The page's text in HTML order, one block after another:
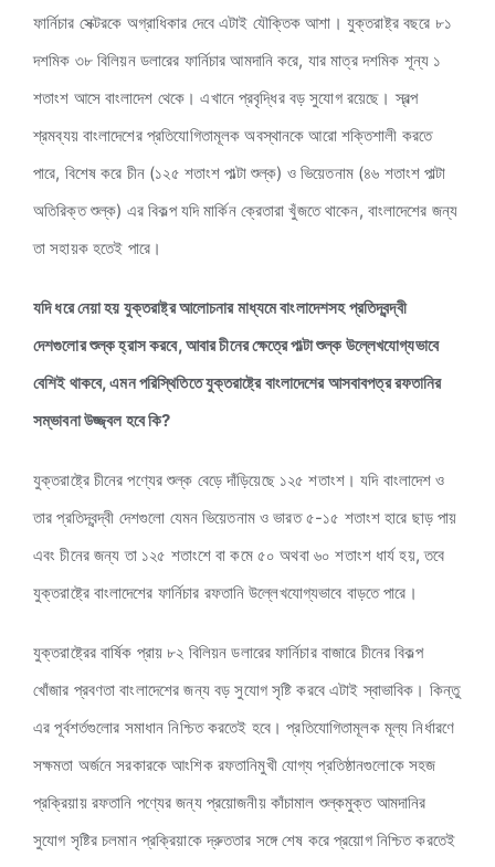
ফার্নিচার সেক্টরকে অগ্রাধিকার দেবে এটাই যৌক্তিক আশা। যুক্তরাষ্ট্র বছরে ৮১
দশমিক ৩৮ বিলিয়ন ডলারের ফার্নিচার আমদানি করে, যার মাত্র দশমিক শূন্য ১
শতাংশ আসে বাংলাদেশ থেকে। এখানে প্রবৃদ্ধির বড় সুযোগ রয়েছে। স্বল্প
শ্রমব্যয় বাংলাদেশের প্রতিযোগিতামূলক অবস্থানকে আরো শক্তিশালী করতে
পারে, বিশেষ করে চীন (১২৫ শতাংশ পাল্টা শুল্ক) ও ভিয়েতনাম (৪৬ শতাংশ পাল্টা
অতিরিক্ত শুল্ক) এর বিকল্প যদি মার্কিন ক্রেতারা খুঁজতে থাকেন, বাংলাদেশের জন্য
তা সহায়ক হতেই পারে।
যদি ধরে নেয়া হয় যুক্তরাষ্ট্র আলোচনার মাধ্যমে বাংলাদেশসহ প্রতিদ্বন্দ্বী
দেশগুলোর শুল্ক হ্রাস করবে, আবার চীনের ক্ষেত্রে পাল্টা শুল্ক উল্লেখযোগ্যভাবে
বেশিই থাকবে, এমন পরিস্থিতিতে যুক্তরাষ্ট্রে বাংলাদেশের আসবাবপত্র রফতানির
সম্ভাবনা উজ্জ্বল হবে কি?
যুক্তরাষ্ট্রে চীনের পণ্যের শুল্ক বেড়ে দাঁড়িয়েছে ১২৫ শতাংশ। যদি বাংলাদেশ ও
তার প্রতিদ্বন্দ্বী দেশগুলো যেমন ভিয়েতনাম ও ভারত ৫-১৫ শতাংশ হারে ছাড় পায়
এবং চীনের জন্য তা ১২৫ শতাংশে বা কমে ৫০ অথবা ৬০ শতাংশ ধার্য হয়, তবে
যুক্তরাষ্ট্রে বাংলাদেশের ফার্নিচার রফতানি উল্লেখযোগ্যভাবে বাড়তে পারে।
যুক্তরাষ্ট্রের বার্ষিক প্রায় ৮২ বিলিয়ন ডলারের ফার্নিচার বাজারে চীনের বিকল্প
খোঁজার প্রবণতা বাংলাদেশের জন্য বড় সুযোগ সৃষ্টি করবে এটাই স্বাভাবিক। কিন্তু
এর পূর্বশর্তগুলোর সমাধান নিশ্চিত করতেই হবে। প্রতিযোগিতামূলক মূল্য নির্ধারণে
সক্ষমতা অর্জনে সরকারকে আংশিক রফতানিমুখী যোগ্য প্রতিষ্ঠানগুলোকে সহজ
প্রক্রিয়ায় রফতানি পণ্যের জন্য প্রয়োজনীয় কাঁচামাল শুল্কমুক্ত আমদানির
সুযোগ সৃষ্টির চলমান প্রক্রিয়াকে দ্রুততার সঙ্গে শেষ করে প্রয়োগ নিশ্চিত করতেই